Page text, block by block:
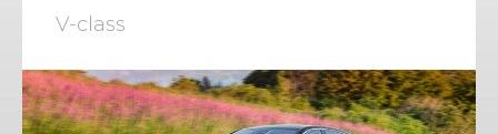
V-class